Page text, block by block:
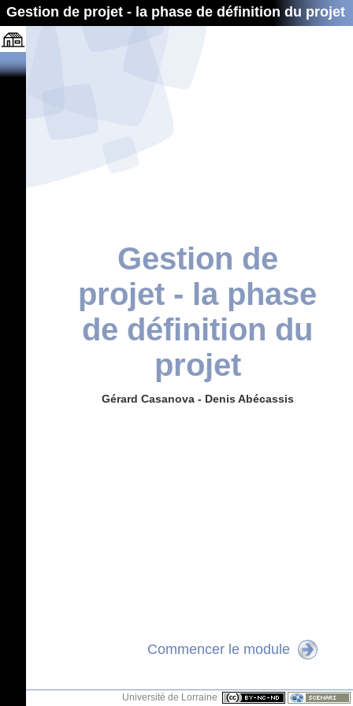
Gestion de projet - la phase de définition du projet
Gestion de
projet - la phase
de définition du
projet
Gérard Casanova - Denis Abécassis
Commencer le module
Université de Lorraine